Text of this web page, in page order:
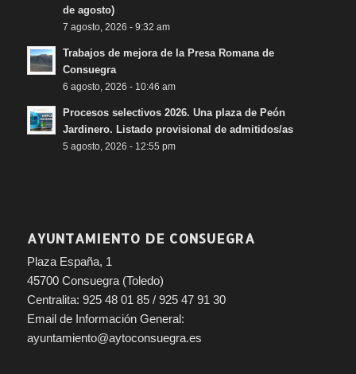
de agosto)
7 agosto, 2026 - 9:32 am
Trabajos de mejora de la Presa Romana de
Consuegra
6 agosto, 2026 - 10:46 am
Procesos selectivos 2026. Una plaza de Peón
Jardinero. Listado provisional de admitidos/as
5 agosto, 2026 - 12:55 pm
AYUNTAMIENTO DE CONSUEGRA
Plaza España, 1
45700 Consuegra (Toledo)
Centralita: 925 48 01 85 / 925 47 91 30
Email de Información General:
ayuntamiento@aytoconsuegra.es